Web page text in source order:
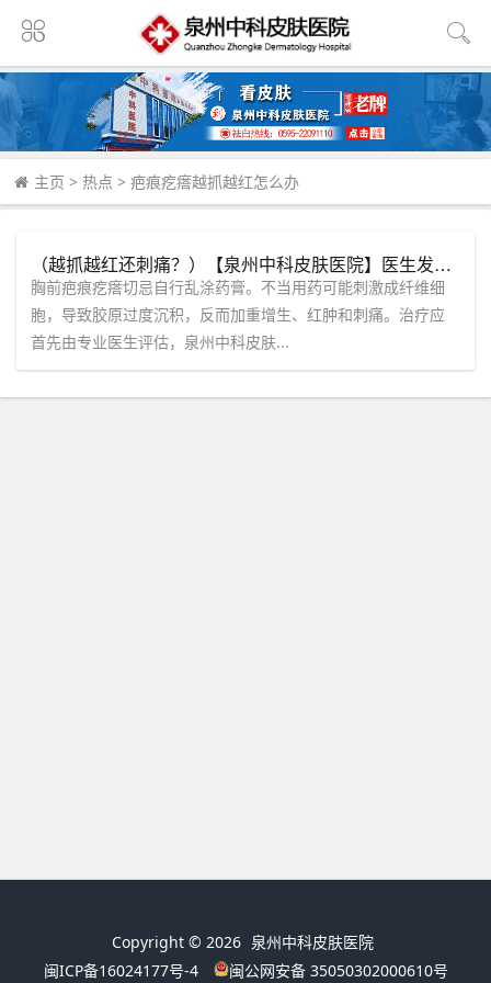
主页 > 热点 > 疤痕疙瘩越抓越红怎么办
（越抓越红还刺痛？）【泉州中科皮肤医院】医生发声：胸前疤痕疙瘩乱涂药膏只会加重增生！
胸前疤痕疙瘩切忌自行乱涂药膏。不当用药可能刺激成纤维细
胞，导致胶原过度沉积，反而加重增生、红肿和刺痛。治疗应
首先由专业医生评估，泉州中科皮肤...
Copyright © 2026 泉州中科皮肤医院
闽ICP备16024177号-4
闽公网安备 35050302000610号